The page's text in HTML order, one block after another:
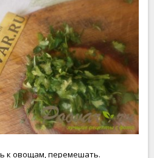
к овощам, перемешать.